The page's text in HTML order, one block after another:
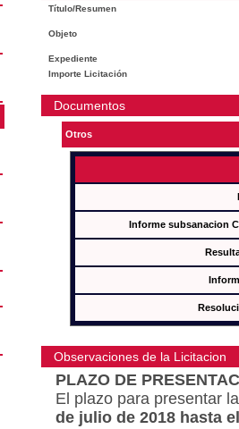
Título/Resumen
Objeto
Expediente
Importe Licitación
Documentos
Otros
Informe subsanacion
Observaciones de la Licitacion
PLAZO DE
El plazo para presentar
de julio de 2018 hasta